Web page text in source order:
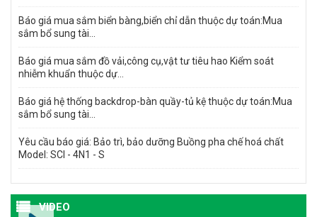
Báo giá mua sắm biển bàng,biển chỉ dẫn thuộc dự toán:Mua
sắm bổ sung tài...
Báo giá mua sắm đồ vải,công cụ,vật tư tiêu hao Kiểm soát
nhiễm khuẩn thuộc dự...
Báo giá hệ thống backdrop-bàn quầy-tủ kệ thuộc dự toán:Mua
sắm bổ sung tài...
Yêu cầu báo giá: Bảo trì, bảo dưỡng Buồng pha chế hoá chất
Model: SCI - 4N1 - S
VIDEO